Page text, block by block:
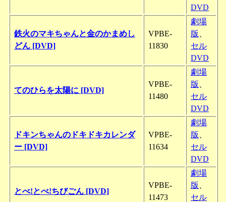
DVD
鉄火のマキちゃんと金のかまめし
どん [DVD]
VPBE-
11830
劇場
版
セル
DVD
てのひらを太陽に [DVD]
VPBE-
11480
劇場
版
セル
DVD
ドキンちゃんのドキドキカレンダ
ー [DVD]
VPBE-
11634
劇場
版
セル
DVD
とべ!とべ!ちびごん [DVD]
VPBE-
11473
劇場
版
セル